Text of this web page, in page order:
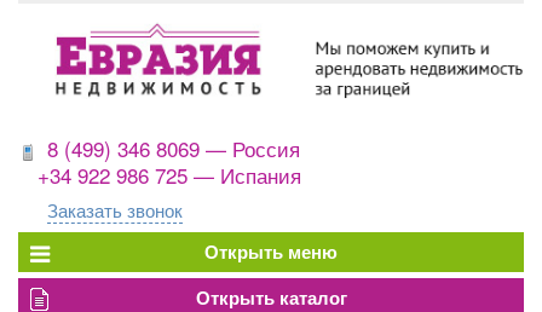
8 (499) 346 8069 — Россия
+34 922 986 725 — Испания
Заказать звонок